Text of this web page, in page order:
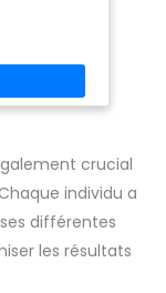
pour
standard,
du Crossfit
étant assez
Alimentation:
permet de
tous les
luminosité et
les
l'utilisation crucial
individu a
différentes
les résultats